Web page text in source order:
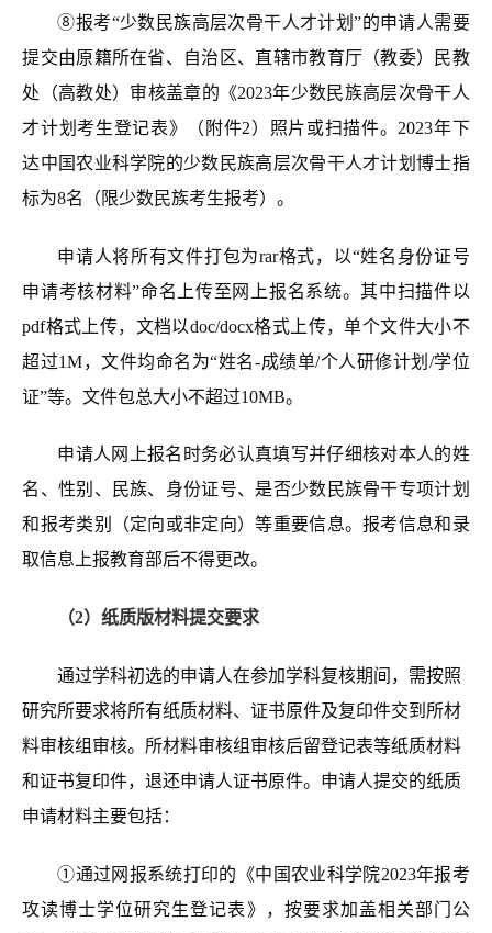
⑧报考“少数民族高层次骨干人才计划”的申请人需要
提交由原籍所在省、自治区、直辖市教育厅（教委）民教
处（高教处）审核盖章的《2023年少数民族高层次骨干人
才计划考生登记表》（附件2）照片或扫描件。2023年下
达中国农业科学院的少数民族高层次骨干人才计划博士指
标为8名（限少数民族考生报考）。
申请人将所有文件打包为rar格式，以“姓名身份证号
申请考核材料”命名上传至网上报名系统。其中扫描件以
pdf格式上传，文档以doc/docx格式上传，单个文件大小不
超过1M，文件均命名为“姓名-成绩单/个人研修计划/学位
证”等。文件包总大小不超过10MB。
申请人网上报名时务必认真填写并仔细核对本人的姓
名、性别、民族、身份证号、是否少数民族骨干专项计划
和报考类别（定向或非定向）等重要信息。报考信息和录
取信息上报教育部后不得更改。
（2）纸质版材料提交要求
通过学科初选的申请人在参加学科复核期间，需按照
研究所要求将所有纸质材料、证书原件及复印件交到所材
料审核组审核。所材料审核组审核后留登记表等纸质材料
和证书复印件，退还申请人证书原件。申请人提交的纸质
申请材料主要包括：
①通过网报系统打印的《中国农业科学院2023年报考
攻读博士学位研究生登记表》，按要求加盖相关部门公